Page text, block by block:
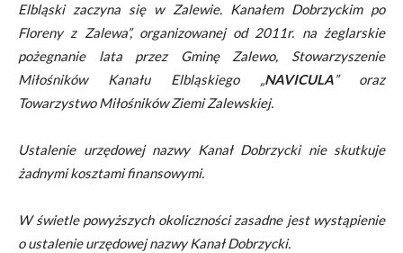
Elbląski zaczyna się w Zalewie. Kanałem Dobrzyckim po
Floreny z Zalewa”, organizowanej od 2011r. na żeglarskie
pożegnanie lata przez Gminę Zalewo, Stowarzyszenie
Miłośników Kanału Elbląskiego „NAVICULA” oraz
Towarzystwo Miłośników Ziemi Zalewskiej.
Ustalenie urzędowej nazwy Kanał Dobrzycki nie skutkuje
żadnymi kosztami finansowymi.
W świetle powyższych okoliczności zasadne jest wystąpienie
o ustalenie urzędowej nazwy Kanał Dobrzycki.